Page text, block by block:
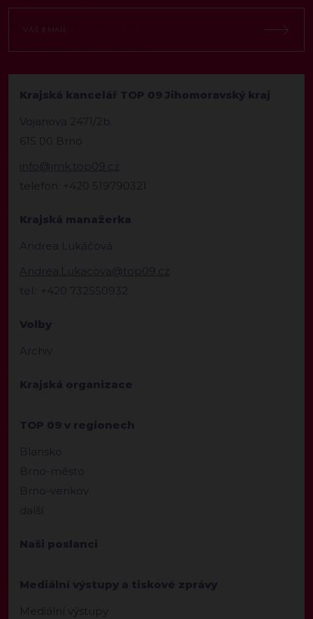
Krajská kancelář TOP 09 Jihomoravský kraj
Vojanova 2471/2b
615 00 Brno
info@jmk.top09.cz
telefon: +420 519790321
Krajská manažerka
Andrea Lukáčová
Andrea.Lukacova@top09.cz
tel.: +420 732550932
Volby
Archiv
Krajská organizace
TOP 09 v regionech
Blansko
Brno-město
Brno-venkov
další
Naši poslanci
Mediální výstupy a tiskové zprávy
Mediální výstupy